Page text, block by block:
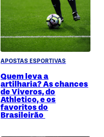
APOSTAS ESPORTIVAS
Quem leva a
artilharia? As chances
de Viveros, do
Athletico, e os
favoritos do
Brasileirão